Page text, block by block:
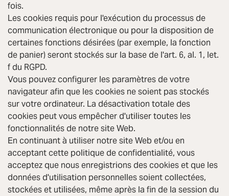
fois.
Les cookies requis pour l'exécution du processus de
communication électronique ou pour la disposition de
certaines fonctions désirées (par exemple, la fonction
de panier) seront stockés sur la base de l'art. 6, al. 1, let.
f du RGPD.
Vous pouvez configurer les paramètres de votre
navigateur afin que les cookies ne soient pas stockés
sur votre ordinateur. La désactivation totale des
cookies peut vous empêcher d'utiliser toutes les
fonctionnalités de notre site Web.
En continuant à utiliser notre site Web et/ou en
acceptant cette politique de confidentialité, vous
acceptez que nous enregistrions des cookies et que les
données d'utilisation personnelles soient collectées,
stockées et utilisées, même après la fin de la session du